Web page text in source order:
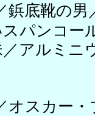
鋲底靴の
パンコー
アルミニ
オスカー